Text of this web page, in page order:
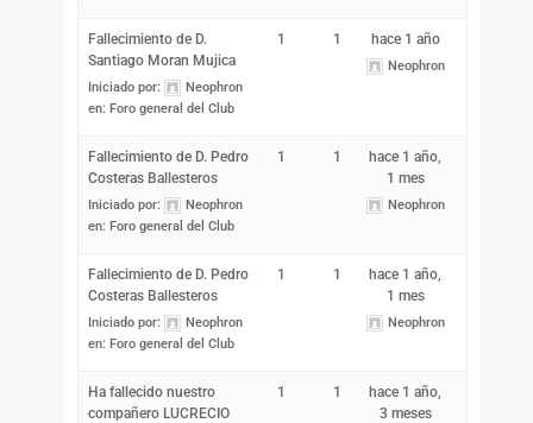
Fallecimiento de D.
Santiago Moran Mujica
Iniciado por:
Neophron
en: Foro general del Club
1 1 hace 1 año
Neophron
Fallecimiento de D. Pedro
Costeras Ballesteros
Iniciado por:
Neophron
en: Foro general del Club
1 1
hace 1 año,
1 mes
Neophron
Fallecimiento de D. Pedro
Costeras Ballesteros
Iniciado por:
Neophron
en: Foro general del Club
1 1
hace 1 año,
1 mes
Neophron
Ha fallecido nuestro
compañero LUCRECIO
1 1
hace 1 año,
3 meses